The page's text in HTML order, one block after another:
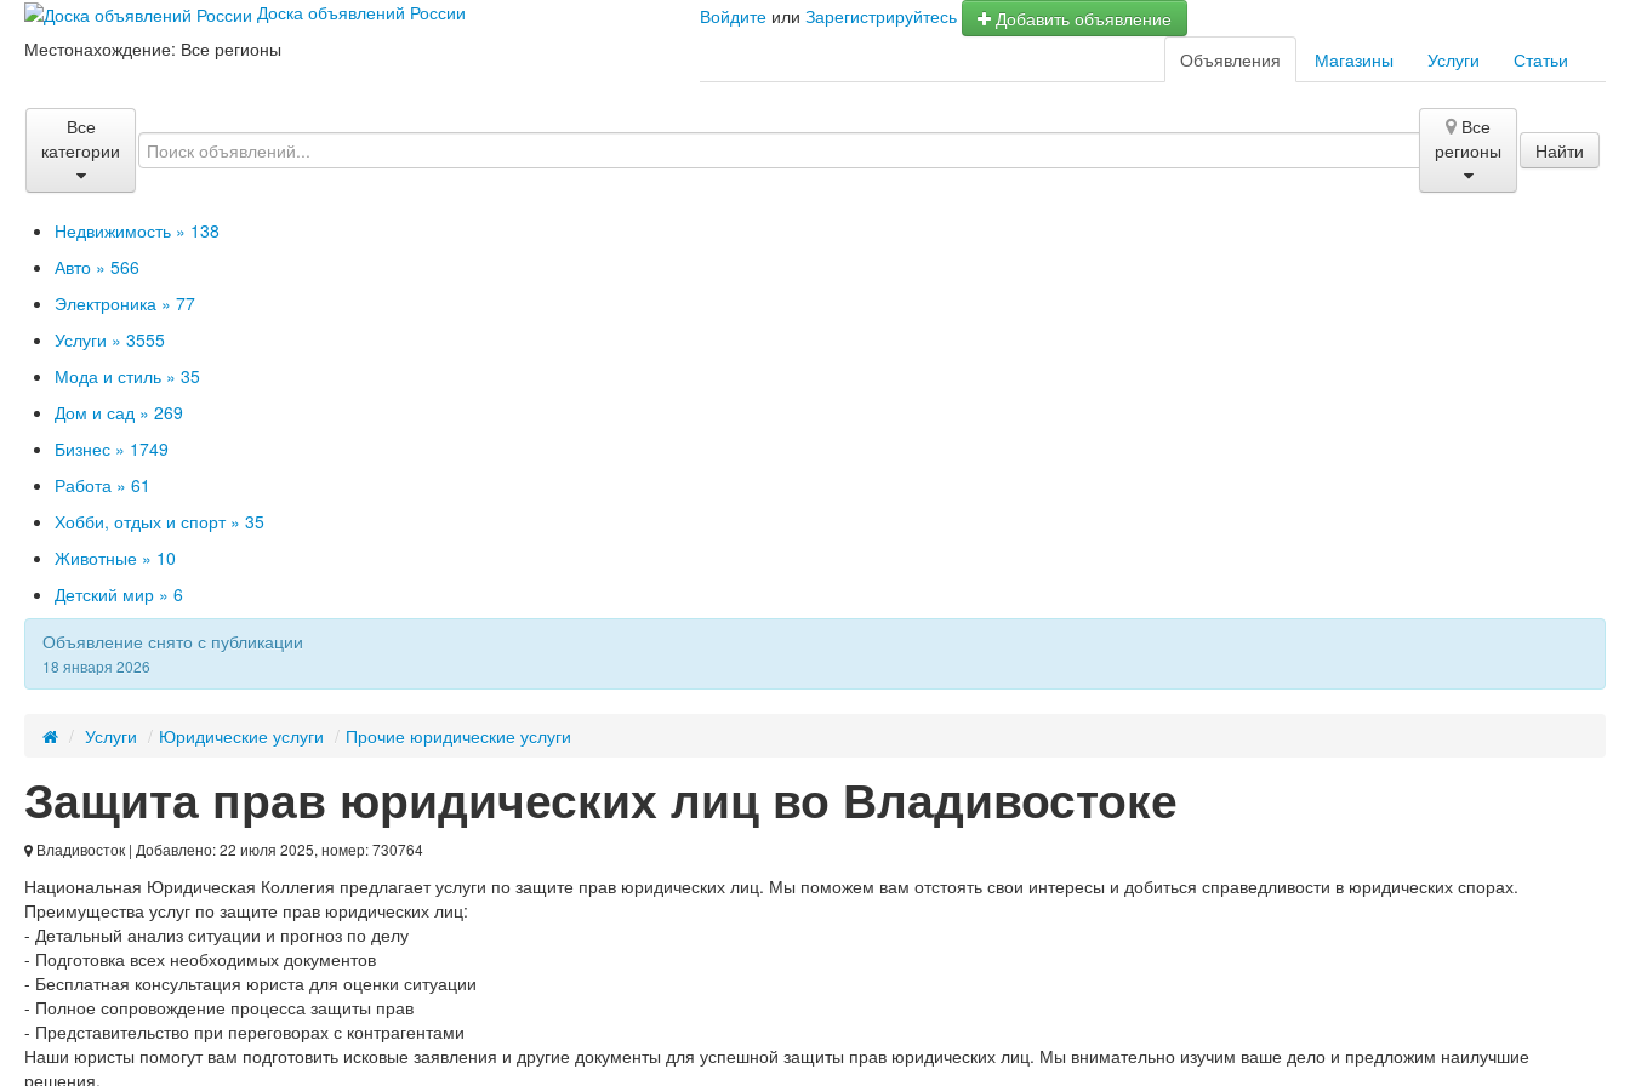
Доска объявлений России Войдите илиЗарегистрируйтесь
Добавить объявление
Местонахождение: Все регионы Статьи
Услуги
Магазины
Объявления
Все
категории
Все
регионы
Найти
Недвижимость » 138
Авто » 566
Электроника » 77
Услуги » 3555
Мода и стиль » 35
Дом и сад » 269
Бизнес » 1749
Работа » 61
Хобби, отдых и спорт » 35
Животные » 10
Детский мир » 6
Объявление снято с публикации
18 января 2026
/ Услуги / Юридические услуги / Прочие юридические услуги
Защита прав юридических лиц во Владивостоке
Владивосток | Добавлено: 22 июля 2025, номер: 730764
Национальная Юридическая Коллегия предлагает услуги по защите прав юридических лиц. Мы поможем вам отстоять свои интересы и добиться справедливости в юридических спорах.
Преимущества услуг по защите прав юридических лиц:
- Детальный анализ ситуации и прогноз по делу
- Подготовка всех необходимых документов
- Бесплатная консультация юриста для оценки ситуации
- Полное сопровождение процесса защиты прав
- Представительство при переговорах с контрагентами
Наши юристы помогут вам подготовить исковые заявления и другие документы для успешной защиты прав юридических лиц. Мы внимательно изучим ваше дело и предложим наилучшие
решения.